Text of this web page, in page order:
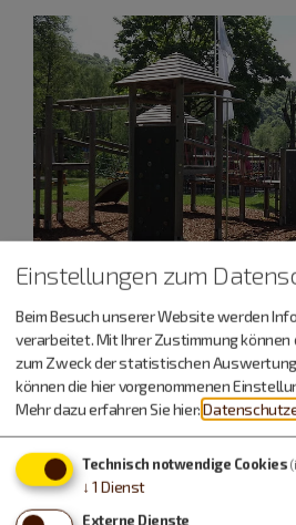
Einstellungen zum
Beim Besuch unserer Website werden
verarbeitet. Mit Ihrer Zustimmung können
zum Zweck der statistischen
können die hier vorgenommenen
Mehr dazu erfahren Sie hier:
Technisch notwendige Cookies
↓ 1 Dienst
Externe Dienste